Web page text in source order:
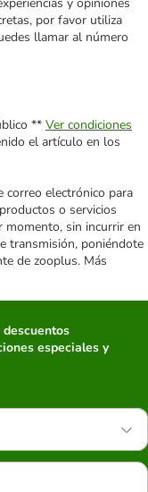
y opiniones
por favor utiliza
llamar al número
** Ver condiciones
el artículo en los
correo electrónico para
o servicios
momento, sin incurrir en
transmisión, poniéndote
de zooplus. Más
descuentos
especiales y